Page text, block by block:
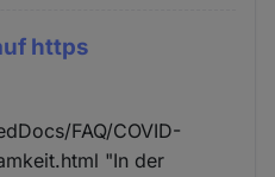
https
FAQ/COVID-
"In der